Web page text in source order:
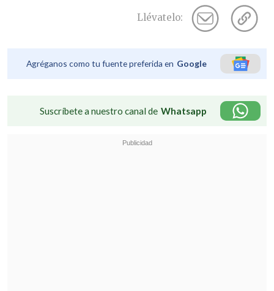
Llévatelo:
Agréganos como tu fuente preferida en Google
Suscríbete a nuestro canal de Whatsapp